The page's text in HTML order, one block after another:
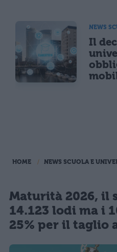
NEWS
Il
HOME NEWS SCUOLA E
Maturità 2026, il
14.123 lodi ma i
25% per il taglio